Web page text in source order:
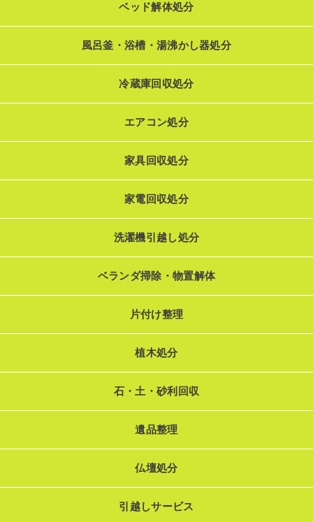
ベッド解体処分
風呂釜・浴槽・湯沸かし器処分
冷蔵庫回収処分
エアコン処分
家具回収処分
家電回収処分
洗濯機引越し処分
ベランダ掃除・物置解体
片付け整理
植木処分
石・土・砂利回収
遺品整理
仏壇処分
引越しサービス